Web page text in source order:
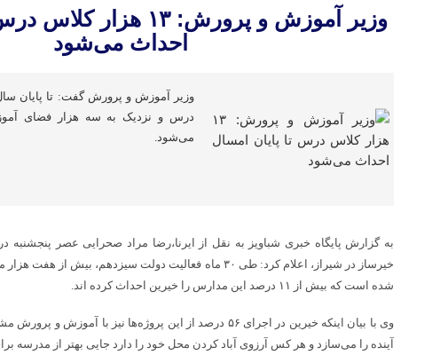
وزیر آموزش و پرورش: ۱۳
احداث می‌شود
درس و نزدیک به سه هزار فضای
می‌شود.
خیرساز در شیراز، اعلام کرد: طی ۳۰ ماه فعالیت دولت سیزدهم،
شده است که بیش از ۱۱ درصد این مدارس را خیرین احداث کرده اند.
وی با بیان اینکه خیرین در اجرای ۵۶ درصد از این پروژه‌ها نیز با
آینده را می‌سازد و هر کس آرزوی آباد کردن محل خود را دارد جایی بهتر از مدرسه